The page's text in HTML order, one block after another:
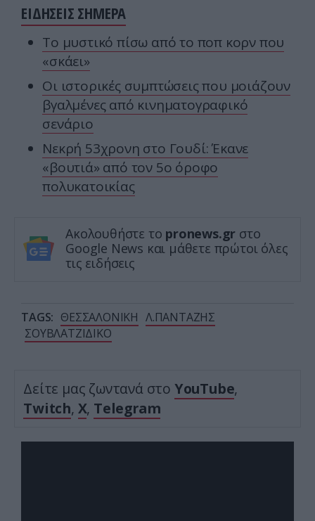
ΕΙΔΗΣΕΙΣ ΣΗΜΕΡΑ
Το μυστικό πίσω από το ποπ κορν που
«σκάει»
Οι ιστορικές συμπτώσεις που μοιάζουν
βγαλμένες από κινηματογραφικό
σενάριο
Νεκρή 53χρονη στο Γουδί: Έκανε
«βουτιά» από τον 5ο όροφο
πολυκατοικίας
Ακολουθήστε το pronews.gr στο
Google News και μάθετε πρώτοι όλες
τις ειδήσεις
TAGS: ΘΕΣΣΑΛΟΝΙΚΗ Λ.ΠΑΝΤΑΖΗΣ
ΣΟΥΒΛΑΤΖΙΔΙΚΟ
Δείτε μας ζωντανά στο YouTube,
Twitch, X, Telegram